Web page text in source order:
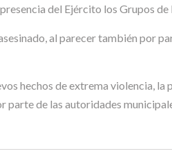
del Ejército los Grupos
al parecer también por
hechos de extrema violencia,
de las autoridades